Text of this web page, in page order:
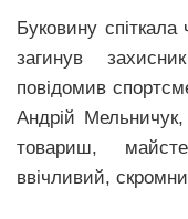
Буковину
загинув
повідомив
Андрій
товариш,
ввічливий,